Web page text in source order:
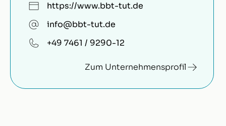
https://www.bbt-tut.de
info@bbt-tut.de
+49 7461 / 9290-12
Zum Unternehmensprofil